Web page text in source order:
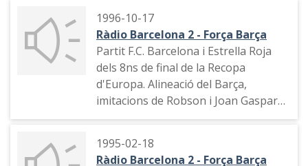
Prèvia a la segona part del partit,
amb la intervenció humorística de
diversos personatges populars.
Narració de les primeres jugades de
la segona part.
1996-10-17
Ràdio Barcelona 2 - Força Barça
Partit F.C. Barcelona i Estrella Roja
dels 8ns de final de la Recopa
d'Europa. Alineació del Barça,
imitacions de Robson i Joan Gaspar,
entrevista al jugador Òscar del
futur, entrevista a un amic del
1995-02-18
Ràdio Barcelona 2 - Força Barça